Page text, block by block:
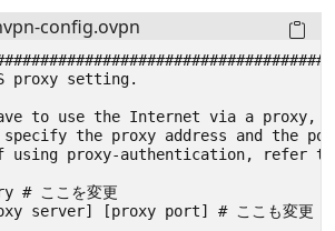
config.ovpn